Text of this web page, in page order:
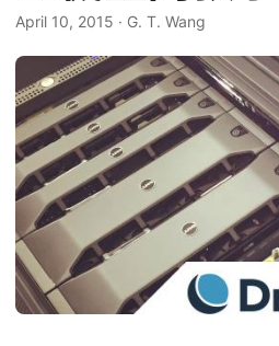
April 10, 2015 · G. T. Wang